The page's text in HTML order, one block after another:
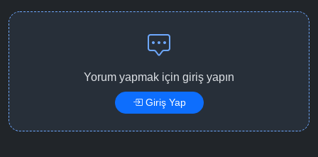
Yorum yapmak için giriş yapın
Giriş Yap